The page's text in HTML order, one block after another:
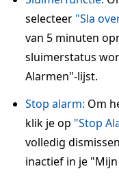
selecteer "Sla
van 5 minuten
sluimerstatus
Alarmen"-lijst.
Stop alarm: Om
klik je op "Stop
volledig
inactief in je